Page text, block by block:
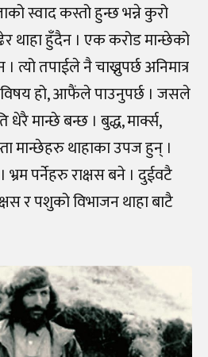
स्वाद कस्तो हुन्छ भन्ने कुरो
थाहा हुँदैन । एक करोड मान्छेको
त्यो तपाईले नै चाख्नुपर्छ अनिमात्र
विषय हो, आफैंले पाउनुपर्छ । जसले
मान्छे बन्छ । बुद्ध, मार्क्स,
मान्छेहरु थाहाका उपज हुन् ।
भ्रम पर्नेहरु राक्षस बने । दुईवटै
र पशुको विभाजन थाहा बाटै